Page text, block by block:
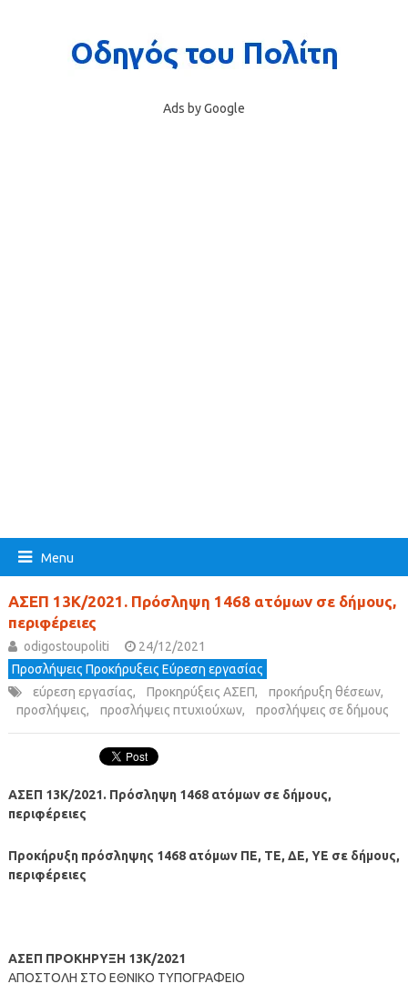
Ads by Google
Menu
ΑΣΕΠ 13Κ/2021. Πρόσληψη 1468 ατόμων σε δήμους,
περιφέρειες
odigostoupoliti
24/12/2021
Προσλήψεις Προκήρυξεις Εύρεση εργασίας
εύρεση εργασίας, Προκηρύξεις ΑΣΕΠ, προκήρυξη θέσεων,
προσλήψεις, προσλήψεις πτυχιούχων, προσλήψεις σε δήμους
ΑΣΕΠ 13Κ/2021. Πρόσληψη 1468 ατόμων σε δήμους,
περιφέρειες
Προκήρυξη πρόσληψης 1468 ατόμων ΠΕ, ΤΕ, ΔΕ, ΥΕ σε δήμους,
περιφέρειες
ΑΣΕΠ ΠΡΟΚΗΡΥΞΗ 13K/2021
ΑΠΟΣΤΟΛΗ ΣΤΟ ΕΘΝΙΚΟ ΤΥΠΟΓΡΑΦΕΙΟ